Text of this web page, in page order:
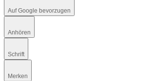
Auf Google bevorzugen
Anhören
Schrift
Merken